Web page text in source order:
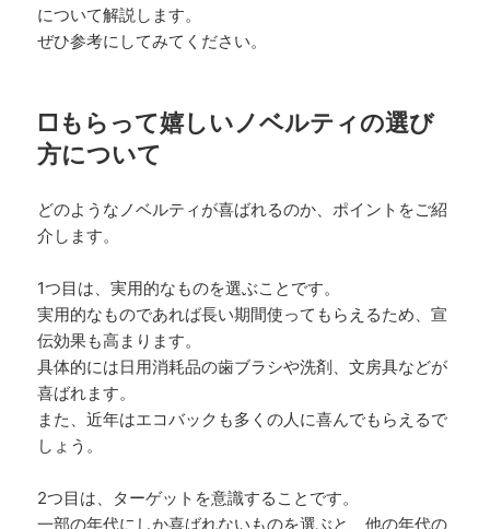
について解説します。
ぜひ参考にしてみてください。
□もらって嬉しいノベルティの選び
方について
どのようなノベルティが喜ばれるのか、ポイントをご紹
介します。
1つ目は、実用的なものを選ぶことです。
実用的なものであれば長い期間使ってもらえるため、宣
伝効果も高まります。
具体的には日用消耗品の歯ブラシや洗剤、文房具などが
喜ばれます。
また、近年はエコバックも多くの人に喜んでもらえるで
しょう。
2つ目は、ターゲットを意識することです。
一部の年代にしか喜ばれないものを選ぶと、他の年代の